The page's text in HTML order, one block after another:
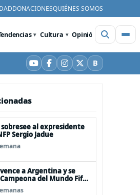
DONACIONESQUIÉNES SOMOS
Cultura Opinión Videos
YouTube
Facebook
Instagram
X BBluesky
sobresee al expresidente
Sergio Jadue
a Argentina y se
del Mundo Fifa